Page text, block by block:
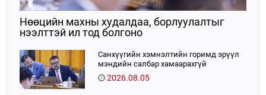
Нөөцийн махны худалдаа, борлуулалтыг
нээлттэй ил тод болгоно
Санхүүгийн хэмнэлтийн горимд эрүүл
мэндийн салбар хамаарахгүй
2026.08.05